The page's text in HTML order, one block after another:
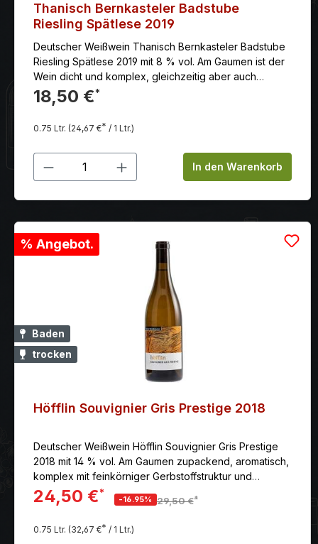
Thanisch Bernkasteler Badstube
Riesling Spätlese 2019
Deutscher Weißwein Thanisch Bernkasteler Badstube
Riesling Spätlese 2019 mit 8 % vol. Am Gaumen ist der
Wein dicht und komplex, gleichzeitig aber auch
elegant und leichtfüßig. Er bietet ein intensives
Geschmackserlebnis, das lange anhält.
18,50 €*
0.75 Ltr. (24,67 €* / 1 Ltr.)
Produkt Anzahl: Gib denIn den Warenkorb
% Angebot.
Baden
trocken
Höfflin Souvignier Gris Prestige 2018
Deutscher Weißwein Höfflin Souvignier Gris Prestige
2018 mit 14 % vol. Am Gaumen zupackend, aromatisch,
komplex mit feinkörniger Gerbstoffstruktur und
angenehmer Viskosität. Klingt mit einem Hauch von
pflückfrischen Himbeeren aus. Ein wunderbar
ausgewogener Orange Wine. Bernsteinfarben leuchtet
der Wein im Glas. Das Bukett beeindruckt mit seinem
24,50 €*
-16.95% 29,50 €*
0.75 Ltr. (32,67 €* / 1 Ltr.)